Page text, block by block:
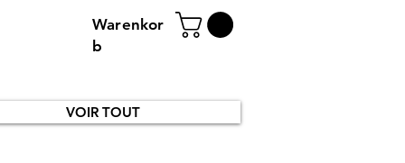
Warenkor
b
VOIR TOUT